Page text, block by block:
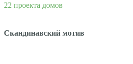
22 проекта домов
Скандинавский мотив